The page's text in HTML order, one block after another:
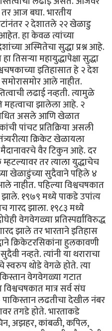
आज बघा. भारतीय
२ देशातले २२ खेळाडु
हा केवळ त्यांच्या
अस्मितेचा सुद्धा प्रश्न आहे.
तिसर्‍या महायुद्धापेक्षा सुद्धा
इतिहासात हे २ देश
समोरासमोर आले नाहीत.
लढाई नव्हती. त्यामुळे
महत्वाचा झालेला आहे. २
असले आणि खेळात
पांचट प्रतिक्रिया असली
क्रिकेट खेळायला
वैर टिकुन आहे. दर
तर त्याला युद्धाचेच
खेळाडुंच्या सुदैवाने पहिले ४
नाहीत. पहिल्या विश्वचषकात
१९७९ मध्ये पाकडे उपांत्य
गारद झाला. १९८३ मध्ये
वेगवेगळ्या प्रतिस्पर्द्यांविरुद्ध
झाले तर भारताने इतिहास
क्रिकेटरसिकांना हुलकावणी
नव्हते. त्यांनी या थराराचा
स्वरुप थोडे वेगळे होते. त्या
वेगवेगळ्या गटात
मात्र सर्व संघ
लढतीचा देखील नंबर
तगडे होते. भारताकडे
अझहर, कांबळी, कपिल,